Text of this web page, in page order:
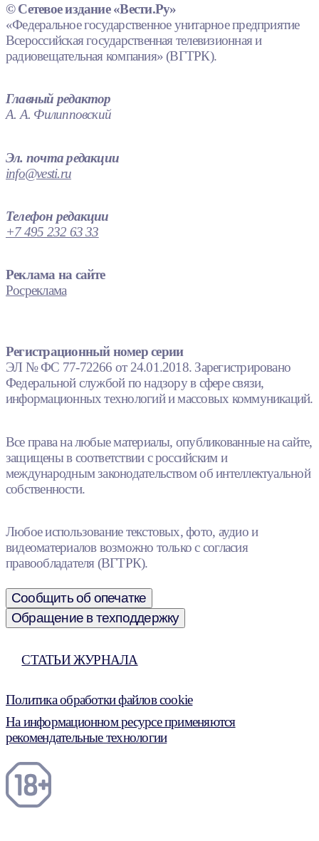
© Сетевое издание «Вести.Ру»
«Федеральное государственное унитарное предприятие
Всероссийская государственная телевизионная и
радиовещательная компания» (ВГТРК).
Главный редактор
А. А. Филипповский
Эл. почта редакции
info@vesti.ru
Телефон редакции
+7 495 232 63 33
Реклама на сайте
Росреклама
Регистрационный номер серии
ЭЛ № ФС 77-72266 от 24.01.2018. Зарегистрировано
Федеральной службой по надзору в сфере связи,
информационных технологий и массовых коммуникаций.
Все права на любые материалы, опубликованные на сайте,
защищены в соответствии с российским и
международным законодательством об интеллектуальной
собственности.
Любое использование текстовых, фото, аудио и
видеоматериалов возможно только с согласия
правообладателя (ВГТРК).
Сообщить об опечатке
Обращение в техподдержку
СТАТЬИ ЖУРНАЛА
Политика обработки файлов cookie
На информационном ресурсе применяются
рекомендательные технологии